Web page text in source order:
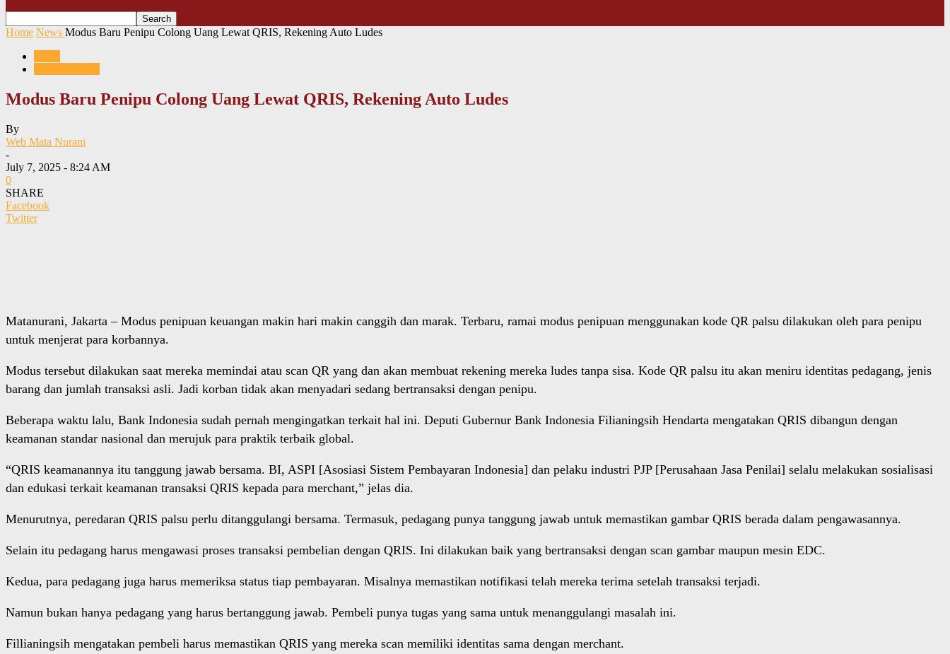
Home News Modus Baru Penipu Colong Uang Lewat QRIS, Rekening Auto Ludes
Modus Baru Penipu Colong Uang Lewat QRIS, Rekening Auto Ludes
By
Web Mata Nurani
-
July 7, 2025 - 8:24 AM
0
SHARE
Facebook
Twitter
Matanurani, Jakarta – Modus penipuan keuangan makin hari makin canggih dan marak. Terbaru, ramai modus penipuan menggunakan kode QR palsu dilakukan oleh para penipu
untuk menjerat para korbannya.
Modus tersebut dilakukan saat mereka memindai atau scan QR yang dan akan membuat rekening mereka ludes tanpa sisa. Kode QR palsu itu akan meniru identitas pedagang, jenis
barang dan jumlah transaksi asli. Jadi korban tidak akan menyadari sedang bertransaksi dengan penipu.
Beberapa waktu lalu, Bank Indonesia sudah pernah mengingatkan terkait hal ini. Deputi Gubernur Bank Indonesia Filianingsih Hendarta mengatakan QRIS dibangun dengan
keamanan standar nasional dan merujuk para praktik terbaik global.
“QRIS keamanannya itu tanggung jawab bersama. BI, ASPI [Asosiasi Sistem Pembayaran Indonesia] dan pelaku industri PJP [Perusahaan Jasa Penilai] selalu melakukan sosialisasi
dan edukasi terkait keamanan transaksi QRIS kepada para merchant,” jelas dia.
Menurutnya, peredaran QRIS palsu perlu ditanggulangi bersama. Termasuk, pedagang punya tanggung jawab untuk memastikan gambar QRIS berada dalam pengawasannya.
Selain itu pedagang harus mengawasi proses transaksi pembelian dengan QRIS. Ini dilakukan baik yang bertransaksi dengan scan gambar maupun mesin EDC.
Kedua, para pedagang juga harus memeriksa status tiap pembayaran. Misalnya memastikan notifikasi telah mereka terima setelah transaksi terjadi.
Namun bukan hanya pedagang yang harus bertanggung jawab. Pembeli punya tugas yang sama untuk menanggulangi masalah ini.
Fillianingsih mengatakan pembeli harus memastikan QRIS yang mereka scan memiliki identitas sama dengan merchant.